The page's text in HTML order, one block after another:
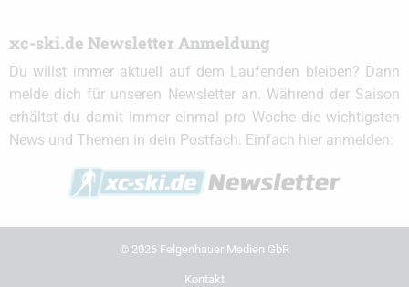
xc-ski.de Newsletter Anmeldung
Du willst immer aktuell auf dem Laufenden bleiben? Dann
melde dich für unseren Newsletter an. Während der Saison
erhältst du damit immer einmal pro Woche die wichtigsten
News und Themen in dein Postfach. Einfach hier anmelden:
© 2026 Felgenhauer Medien GbR
Kontakt